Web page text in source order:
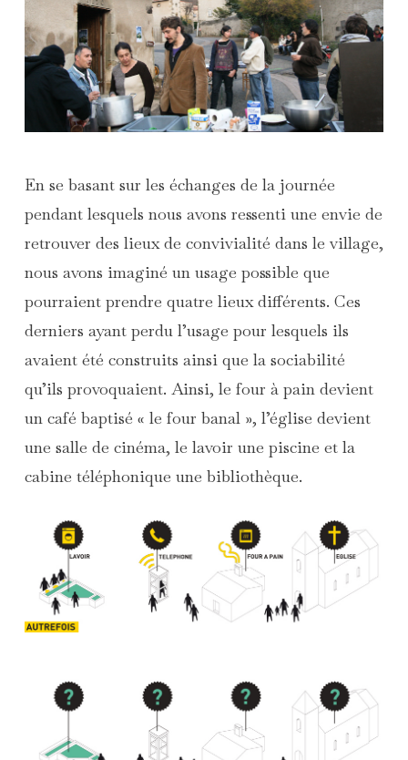
En se basant sur les échanges de la journée
pendant lesquels nous avons ressenti une envie de
retrouver des lieux de convivialité dans le village,
nous avons imaginé un usage possible que
pourraient prendre quatre lieux différents. Ces
derniers ayant perdu l’usage pour lesquels ils
avaient été construits ainsi que la sociabilité
qu’ils provoquaient. Ainsi, le four à pain devient
un café baptisé « le four banal », l’église devient
une salle de cinéma, le lavoir une piscine et la
cabine téléphonique une bibliothèque.